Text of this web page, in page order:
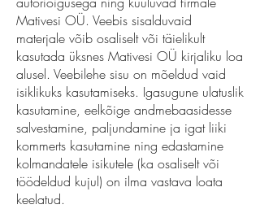
Mativesi OÜ. Veebis sisalduvaid
materjale võib osaliselt või täielikult
kasutada üksnes Mativesi OÜ kirjaliku loa
alusel. Veebilehe sisu on mõeldud vaid
isiklikuks kasutamiseks. Igasugune ulatuslik
kasutamine, eelkõige andmebaasidesse
salvestamine, paljundamine ja igat liiki
kommerts kasutamine ning edastamine
kolmandatele isikutele (ka osaliselt või
töödeldud kujul) on ilma vastava loata
keelatud.